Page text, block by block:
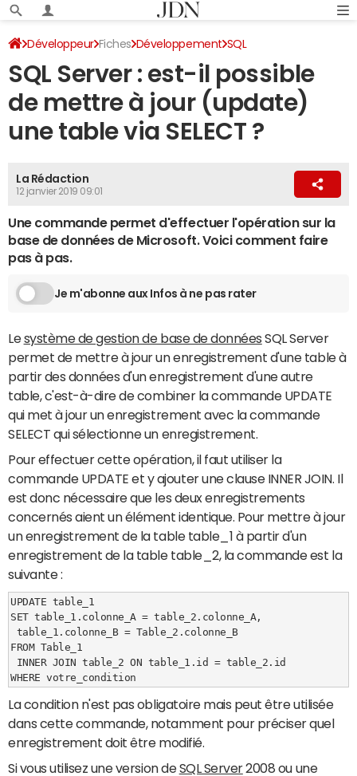
Développeur Fiches Développement SQL
SQL Server : est-il possible
de mettre à jour (update)
une table via SELECT ?
La Rédaction
12 janvier 2019 09:01
Une commande permet d'effectuer l'opération sur la
base de données de Microsoft. Voici comment faire
pas à pas.
Je m'abonne aux Infos à ne pas rater
Lesystème de gestion de base de données SQL Server
permet de mettre à jour un enregistrement d'une table à
partir des données d'un enregistrement d'une autre
table, c'est-à-dire de combiner la commande UPDATE
qui met à jour un enregistrement avec la commande
SELECT qui sélectionne un enregistrement.
Pour effectuer cette opération, il faut utiliser la
commande UPDATE et y ajouter une clause INNER JOIN. Il
est donc nécessaire que les deux enregistrements
concernés aient un élément identique. Pour mettre à jour
un enregistrement de la table table_1 à partir d'un
enregistrement de la table table_2, la commande est la
suivante :
UPDATE table_1
SET table_1.colonne_A = table_2.colonne_A,
FROM Table_1
WHERE votre_condition
La condition n'est pas obligatoire mais peut être utilisée
dans cette commande, notamment pour préciser quel
enregistrement doit être modifié.
Si vous utilisez une version deSQL Server2008 ou une